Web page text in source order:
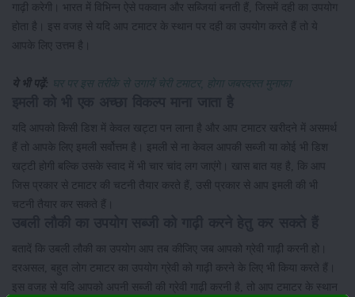
गाढ़ी करेगी। भारत में विभिन्न ऐसे पकवान और सब्जियां बनती हैं, जिसमें दही का उपयोग
होता है। इस वजह से यदि आप टमाटर के स्थान पर दही का उपयोग करते हैं तो ये
आपके लिए उत्तम है।
ये भी पढ़ें: घर पर इस तरीके से उगायें चेरी टमाटर, होगा जबरदस्त मुनाफा
यदि आपको किसी डिश में केवल खट्टा पन लाना है और आप टमाटर खरीदने में असमर्थ
हैं तो आपके लिए इमली सर्वोत्तम है। इमली से ना केवल आपकी सब्जी या कोई भी डिश
खट्टी होगी बल्कि उसके स्वाद में भी चार चांद लग जाएंगे। खास बात यह है, कि आप
जिस प्रकार से टमाटर की चटनी तैयार करते हैं, उसी प्रकार से आप इमली की भी
चटनी तैयार कर सकते हैं।
बतादें कि उबली लौकी का उपयोग आप तब कीजिए जब आपको ग्रेवी गाढ़ी करनी हो।
दरअसल, बहुत लोग टमाटर का उपयोग ग्रेवी को गाढ़ी करने के लिए भी किया करते हैं।
इस वजह से यदि आपको अपनी सब्जी की ग्रेवी गाढ़ी करनी है, तो आप टमाटर के स्थान